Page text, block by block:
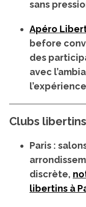
sans
Apéro
before
des
avec
Clubs
Paris:
discrète,
libertins à